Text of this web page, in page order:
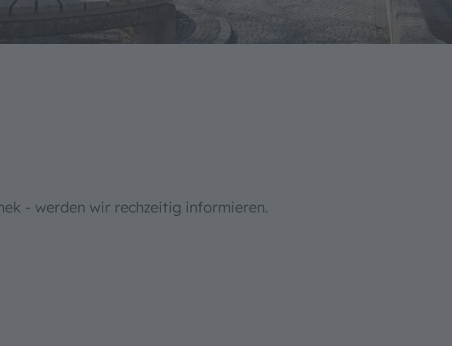
- werden wir rechzeitig informieren.